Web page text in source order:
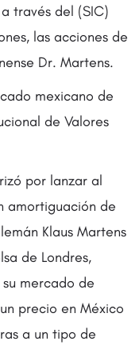
través del (SIC)
las acciones de
Dr. Martens.
mexicano de
de Valores
por lanzar al
amortiguación de
Klaus Martens
de Londres,
mercado de
precio en México
a un tipo de